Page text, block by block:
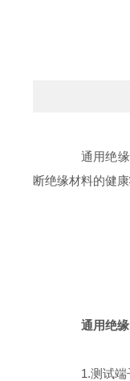
通用绝缘电
断绝缘材料的健
通用绝
1.测试端子